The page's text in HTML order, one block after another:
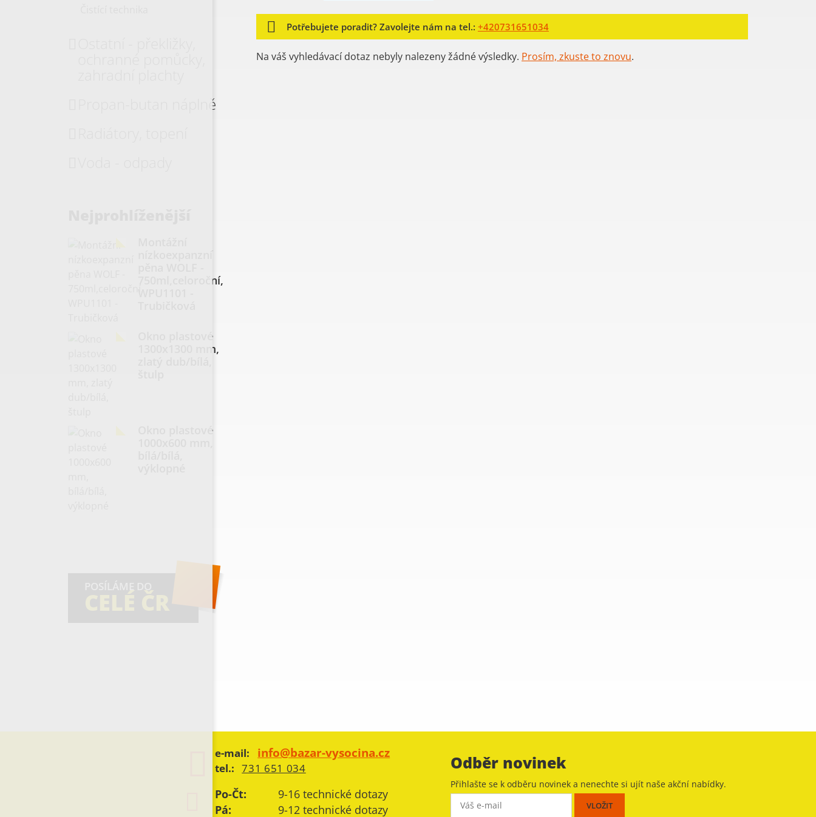
Potřebujete poradit? Zavolejte nám na tel.: +420731651034
Na váš vyhledávací dotaz nebyly nalezeny žádné výsledky. Prosím, zkuste to znovu.
Propan-butan náplně
nízkoexpanzní
750ml,celoroční,
Okno plastové
1300x1300 mm,
Okno plastové
e-mail: info@bazar-vysocina.cz
tel.: 731 651 034
Po-Čt:
9-16 technické dotazy
Pá:
9-12 technické dotazy
Odběr novinek
Přihlašte se k odběru novinek a nenechte si ujít naše akční nabídky.